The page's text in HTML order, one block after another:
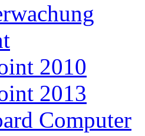
2010
2013
Computer